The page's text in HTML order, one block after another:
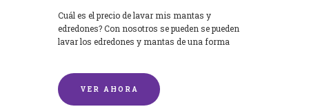
Cuál es el precio de lavar mis mantas y
edredones? Con nosotros se pueden se pueden
lavar los edredones y mantas de una forma
VER AHORA